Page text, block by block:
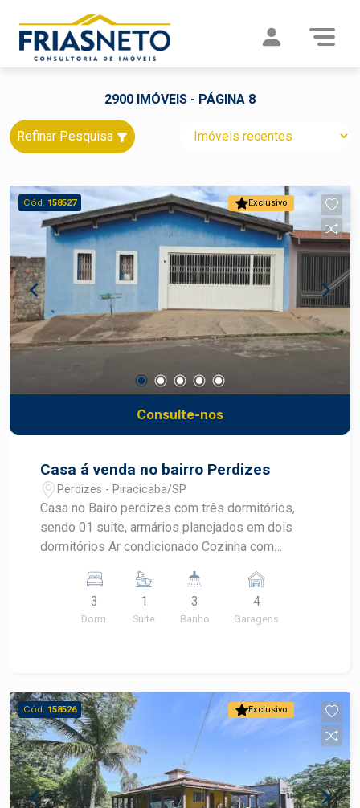
2900 IMÓVEIS - PÁGINA 8
Refinar Pesquisa
Exclusivo
Cód. 158527
Consulte-nos
Casa á venda no bairro Perdizes
Perdizes - Piracicaba/SP
Casa no Bairo perdizes com três dormitórios,
sendo 01 suite, armários planejados em dois
dormitórios Ar condicionado Cozinha com
para três carros Área gourmet Edicula Lavanderia
Portão eletrônico Terreno com 300m2 e 218m2
de construção.
3
Dorm.
1
Suite
3
Banho
4
Garagens
Exclusivo
Cód. 158526